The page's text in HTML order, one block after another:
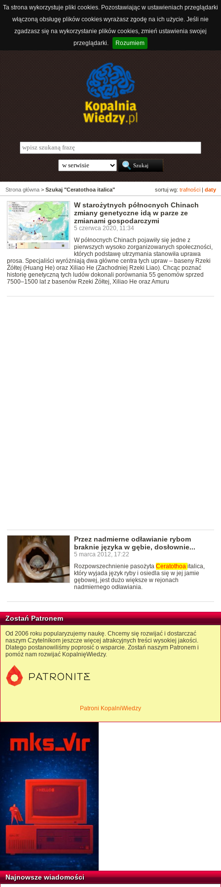
Ta strona wykorzystuje pliki cookies. Pozostawiając w ustawieniach przeglądarki
włączoną obsługę plików cookies wyrażasz zgodę na ich użycie. Jeśli nie
zgadzasz się na wykorzystanie plików cookies, zmień ustawienia swojej
przeglądarki.
Rozumiem
sortuj wg: trafności daty
Strona główna > Szukaj "Ceratothoa italica"
W starożytnych północnych Chinach
zmiany genetyczne idą w parze ze
zmianami gospodarczymi
5 czerwca 2020, 11:34
W północnych Chinach pojawiły się jedne z
pierwszych wysoko zorganizowanych społeczności,
których podstawę utrzymania stanowiła uprawa
prosa. Specjaliści wyróżniają dwa główne centra tych upraw – baseny Rzeki
Źółtej (Huang He) oraz Xiliao He (Zachodniej Rzeki Liao). Chcąc poznać
historię genetyczną tych ludów dokonali porównania 55 genomów sprzed
7500–1500 lat z basenów Rzeki Żółtej, Xiliao He oraz Amuru
Przez nadmierne odławianie rybom
braknie języka w gębie, dosłownie...
5 marca 2012, 17:22
Rozpowszechnienie pasożyta Ceratothoa italica,
który wyjada język ryby i osiedla się w jej jamie
gębowej, jest dużo większe w rejonach
nadmiernego odławiania.
Zostań Patronem
Od 2006 roku popularyzujemy naukę. Chcemy się rozwijać i dostarczać
naszym Czytelnikom jeszcze więcej atrakcyjnych treści wysokiej jakości.
Dlatego postanowiliśmy poprosić o wsparcie. Zostań naszym Patronem i
pomóż nam rozwijać KopalnięWiedzy.
Patroni KopalniWiedzy
Najnowsze wiadomości